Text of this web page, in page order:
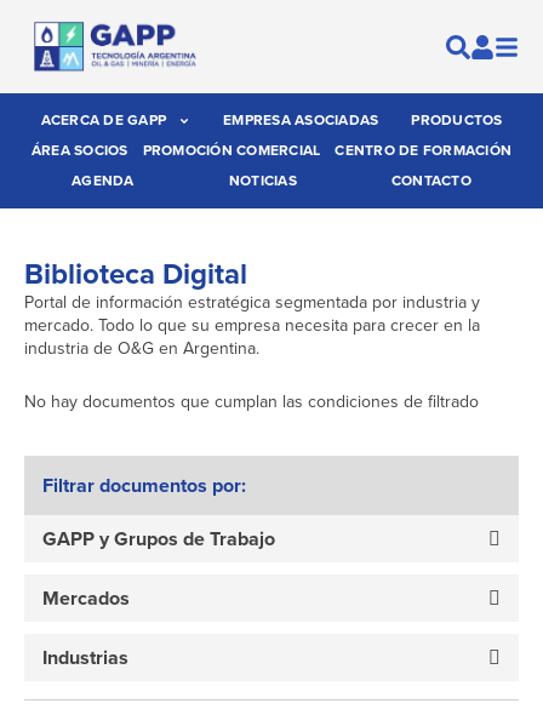
ACERCA DE GAPP EMPRESA ASOCIADAS
PRODUCTOS
ÁREA SOCIOS
PROMOCIÓN COMERCIAL
CENTRO DE FORMACIÓN
AGENDA
NOTICIAS CONTACTO
Filtrar documentos por:
GAPP y Grupos de Trabajo
Mercados
Industrias
Biblioteca Digital
Portal de información estratégica segmentada por industria y
mercado. Todo lo que su empresa necesita para crecer en la
industria de O&G en Argentina.
No hay documentos que cumplan las condiciones de filtrado